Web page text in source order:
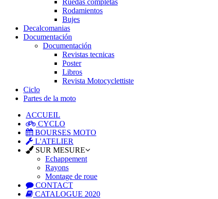
Ruedas completas
Rodamientos
Bujes
Decalcomanias
Documentación
Documentación
Revistas tecnicas
Poster
Libros
Revista Motocyclettiste
Ciclo
Partes de la moto
ACCUEIL
CYCLO
BOURSES MOTO
L'ATELIER
SUR MESURE
Echappement
Rayons
Montage de roue
CONTACT
CATALOGUE 2020